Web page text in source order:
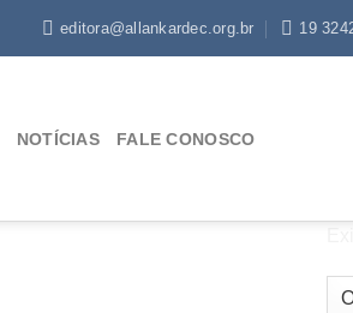
editora@allankardec.org.br 19
NOTÍCIAS FALE CONOSCO